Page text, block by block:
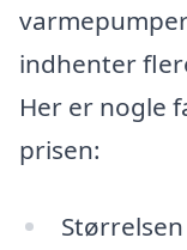
indhenter
Her er nogle
prisen: